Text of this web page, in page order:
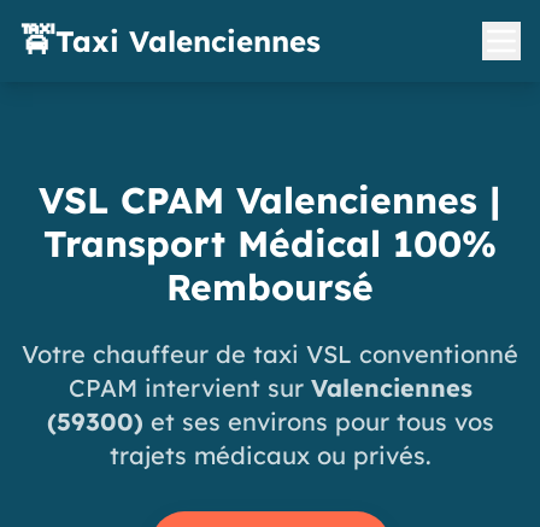
🚖Taxi Valenciennes
VSL CPAM Valenciennes |
Transport Médical 100%
Remboursé
Votre chauffeur de taxi VSL conventionné
CPAM intervient sur Valenciennes
(59300) et ses environs pour tous vos
trajets médicaux ou privés.